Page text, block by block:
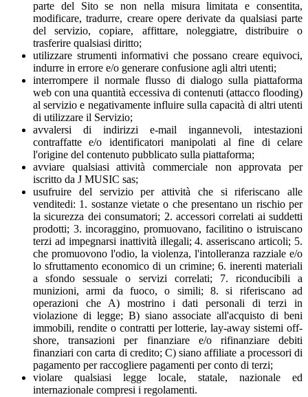
parte del Sito se non nella misura limitata e consentita,
modificare, tradurre, creare opere derivate da qualsiasi parte
del servizio, copiare, affittare, noleggiatre, distribuire o
trasferire qualsiasi diritto;
utilizzare strumenti informativi che possano creare equivoci,
indurre in errore e/o generare confusione agli altri utenti;
interrompere il normale flusso di dialogo sulla piattaforma
web con una quantità eccessiva di contenuti (attacco flooding)
al servizio e negativamente influire sulla capacità di altri utenti
di utilizzare il Servizio;
avvalersi di indirizzi e-mail ingannevoli, intestazioni
contraffatte e/o identificatori manipolati al fine di celare
l'origine del contenuto pubblicato sulla piattaforma;
avviare qualsiasi attività commerciale non approvata per
iscritto da J MUSIC sas;
usufruire del servizio per attività che si riferiscano alle
venditedi: 1. sostanze vietate o che presentano un rischio per
la sicurezza dei consumatori; 2. accessori correlati ai suddetti
prodotti; 3. incoraggino, promuovano, facilitino o istruiscano
terzi ad impegnarsi inattività illegali; 4. asseriscano articoli; 5.
che promuovono l'odio, la violenza, l'intolleranza razziale e/o
lo sfruttamento economico di un crimine; 6. inerenti materiali
a sfondo sessuale o servizi correlati; 7. riconducibili a
munizioni, armi da fuoco, o simili; 8. si riferiscano ad
operazioni che A) mostrino i dati personali di terzi in
violazione di legge; B) siano associate all'acquisto di beni
immobili, rendite o contratti per lotterie, lay-away sistemi off-
shore, transazioni per finanziare e/o rifinanziare debiti
finanziari con carta di credito; C) siano affiliate a processori di
pagamento per raccogliere pagamenti per conto di terzi;
violare qualsiasi legge locale, statale, nazionale ed
internazionale compresi i regolamenti.